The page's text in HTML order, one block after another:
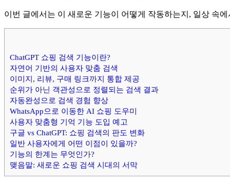
이번 글에서는 이 새로운 기능이 어떻게 작동하는지, 일상 속
ChatGPT 쇼핑 검색 기능이란?
자연어 기반의 사용자 맞춤 검색
이미지, 리뷰, 구매 링크까지 통합 제공
순위가 아닌 객관성으로 정렬되는 검색 결과
자동완성으로 검색 경험 향상
WhatsApp으로 이동한 AI 쇼핑 도우미
사용자 맞춤형 기억 기능 도입 예고
구글 vs ChatGPT: 쇼핑 검색의 판도 변화
일반 사용자에게 어떤 이점이 있을까?
기능의 한계는 무엇인가?
맺음말: 새로운 쇼핑 검색 시대의 서막